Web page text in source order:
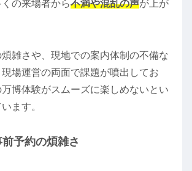
の来場者から不満や混乱の声が上が
雑さや、現地での案内体制の不備な
場運営の両面で課題が噴出してお
博体験がスムーズに楽しめないとい
ます。
予約の煩雑さ